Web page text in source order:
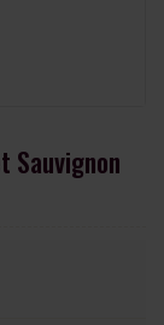
Sauvignon